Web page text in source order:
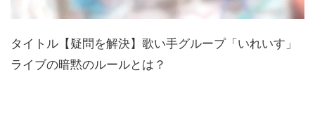
タイトル【疑問を解決】歌い手グループ「いれいす」
ライブの暗黙のルールとは？